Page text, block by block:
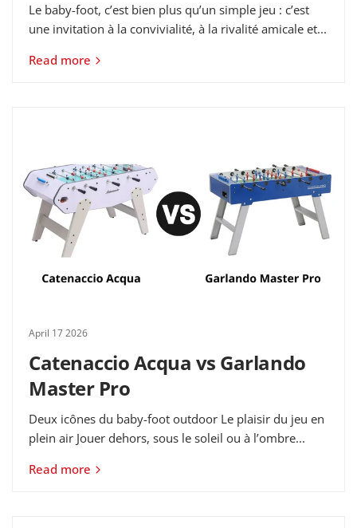
Le baby-foot, c’est bien plus qu’un simple jeu : c’est
une invitation à la convivialité, à la rivalité amicale et...
Read more
April 17 2026
Catenaccio Acqua vs Garlando
Master Pro
Deux icônes du baby-foot outdoor Le plaisir du jeu en
plein air Jouer dehors, sous le soleil ou à l’ombre...
Read more